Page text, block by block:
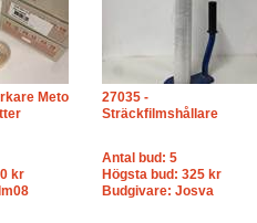
Meto
kr
27035 -
Sträckfilmshållare
Antal bud: 5
Högsta bud: 325 kr
Budgivare: Josva